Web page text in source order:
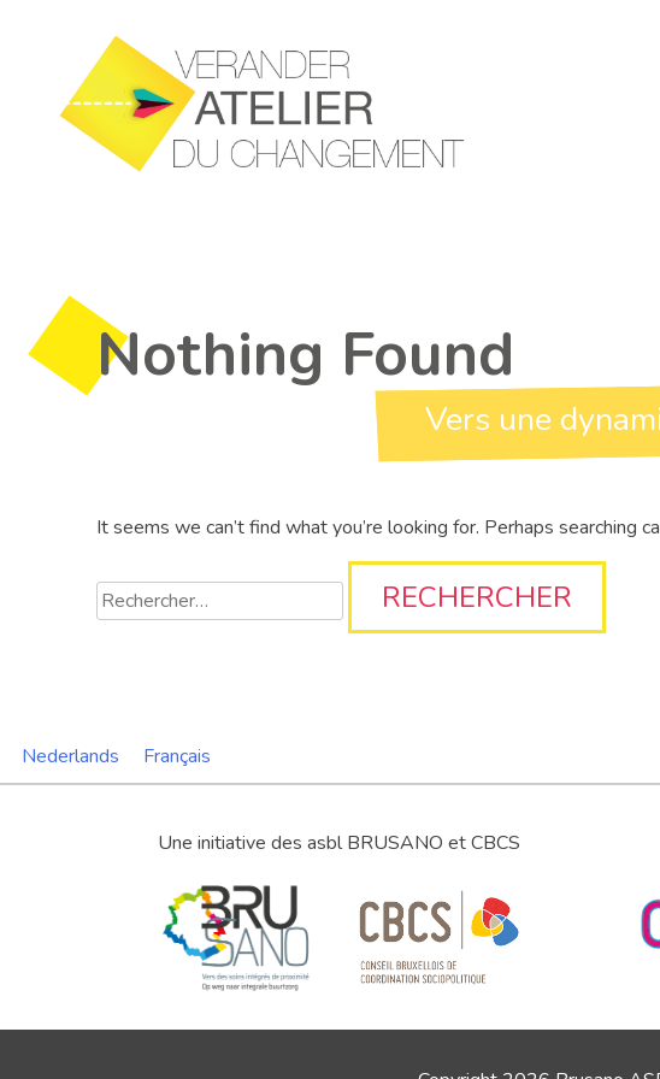
Vers une
Nothing Found
It seems we can’t find what you’re looking for. Perhaps searching
Nederlands Français
Une initiative des asbl BRUSANO et CBCS